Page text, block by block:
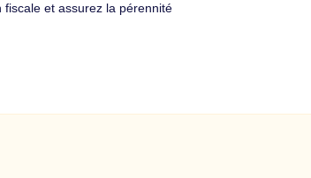
et assurez la pérennité